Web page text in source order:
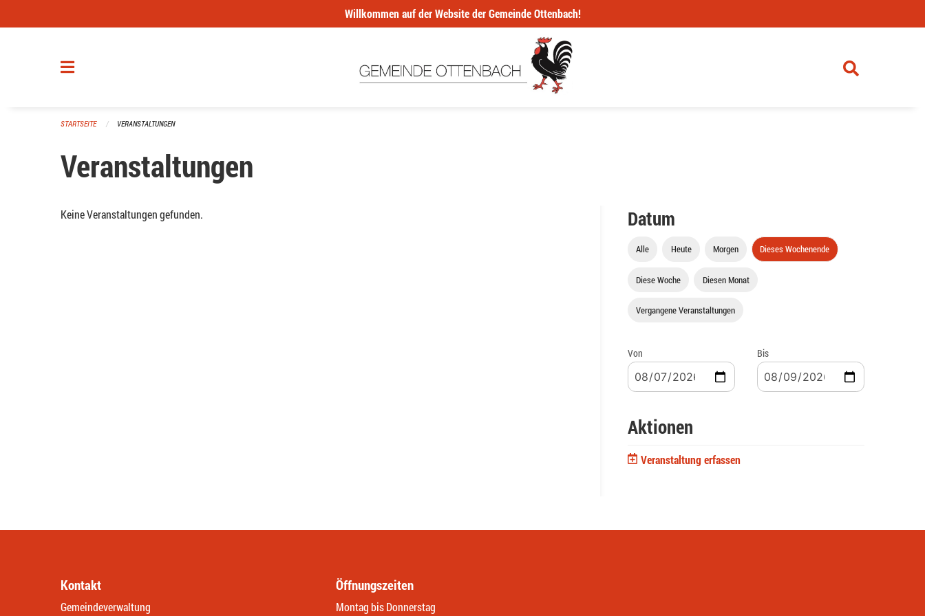
Willkommen auf der Website der Gemeinde Ottenbach!
STARTSEITE VERANSTALTUNGEN
Veranstaltungen
Keine Veranstaltungen gefunden. Datum
Alle Heute Morgen Dieses Wochenende
Diese Woche Diesen Monat
Vergangene Veranstaltungen
Von Bis
Aktionen
Veranstaltung erfassen
Kontakt
Gemeindeverwaltung
Öffnungszeiten
Montag bis Donnerstag